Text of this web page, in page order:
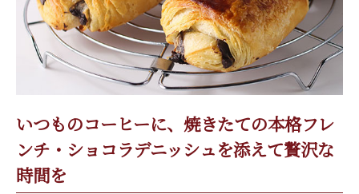
いつものコーヒーに、焼きたての本格フレ
ンチ・ショコラデニッシュを添えて贅沢な
時間を